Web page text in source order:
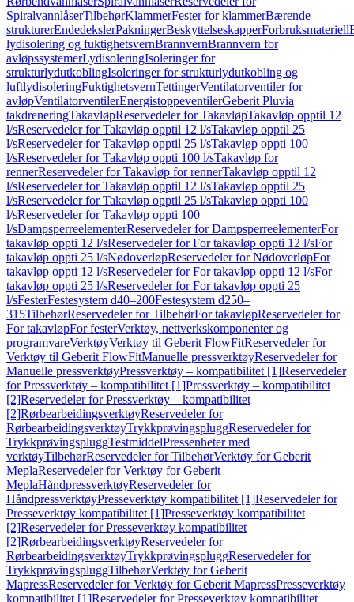
SpiralvannlåserTilbehørKlammerFester for klammerBærende
strukturerEndedekslerPakningerBeskyttelseskapperForbruksmateriell
lydisolering og fuktighetsvernBrannvernBrannvern for
avløpssystemerLydisoleringIsoleringer for
strukturlydutkoblingIsoleringer for strukturlydutkobling og
luftlydisoleringFuktighetsvernTettingerVentilatorventiler for
avløpVentilatorventilerEnergistoppeventilerGeberit Pluvia
takdreneringTakavløpReservedeler for TakavløpTakavløp opptil 12
l/sReservedeler for Takavløp opptil 12 l/sTakavløp opptil 25
l/sReservedeler for Takavløp opptil 25 l/sTakavløp oppti 100
l/sReservedeler for Takavløp oppti 100 l/sTakavløp for
rennerReservedeler for Takavløp for rennerTakavløp opptil 12
l/sReservedeler for Takavløp opptil 12 l/sTakavløp opptil 25
l/sReservedeler for Takavløp opptil 25 l/sTakavløp oppti 100
l/sReservedeler for Takavløp oppti 100
l/sDampsperreelementerReservedeler for DampsperreelementerFor
takavløp oppti 12 l/sReservedeler for For takavløp oppti 12 l/sFor
takavløp oppti 25 l/sNødoverløpReservedeler for NødoverløpFor
takavløp oppti 12 l/sReservedeler for For takavløp oppti 12 l/sFor
takavløp oppti 25 l/sReservedeler for For takavløp oppti 25
l/sFesterFestesystem d40–200Festesystem d250–
315TilbehørReservedeler for TilbehørFor takavløpReservedeler for
For takavløpFor festerVerktøy, nettverkskomponenter og
programvareVerktøyVerktøy til Geberit FlowFitReservedeler for
Verktøy til Geberit FlowFitManuelle pressverktøyReservedeler for
Manuelle pressverktøyPressverktøy – kompatibilitet [1]Reservedeler
for Pressverktøy – kompatibilitet [1]Pressverktøy – kompatibilitet
[2]Reservedeler for Pressverktøy – kompatibilitet
[2]RørbearbeidingsverktøyReservedeler for
RørbearbeidingsverktøyTrykkprøvingspluggReservedeler for
TrykkprøvingspluggTestmiddelPressenheter med
verktøyTilbehørReservedeler for TilbehørVerktøy for Geberit
MeplaReservedeler for Verktøy for Geberit
MeplaHåndpressverktøyReservedeler for
HåndpressverktøyPresseverktøy kompatibilitet [1]Reservedeler for
Presseverktøy kompatibilitet [1]Presseverktøy kompatibilitet
[2]Reservedeler for Presseverktøy kompatibilitet
[2]RørbearbeidingsverktøyReservedeler for
RørbearbeidingsverktøyTrykkprøvingspluggReservedeler for
TrykkprøvingspluggTilbehørVerktøy for Geberit
MapressReservedeler for Verktøy for Geberit MapressPresseverktøy
kompatibilitet [1]Reservedeler for Presseverktøy kompatibilitet